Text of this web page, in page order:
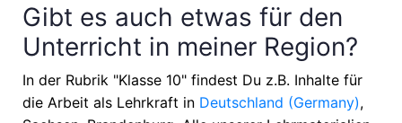
Gibt es auch etwas für den
Unterricht in meiner Region?
In der Rubrik "Klasse 10" findest Du z.B. Inhalte für
die Arbeit als Lehrkraft in Deutschland (Germany),